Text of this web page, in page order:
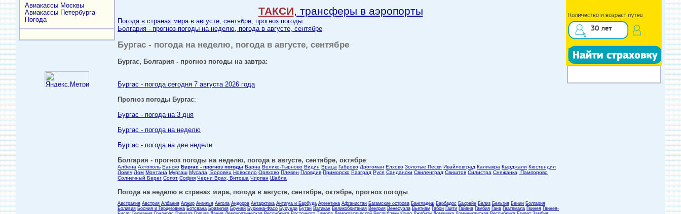
Авиакассы Москвы
Авиакассы Петербурга
Погода
ТАКСИ, трансферы в аэропорты
Погода в странах мира в августе, сентябре, прогноз погоды
Болгария - прогноз погоды на неделю, погода в августе, сентябре
Бургас - погода на неделю, погода в августе, сентябре
Бургас, Болгария - прогноз погоды на завтра:
Бургас - погода сегодня 7 августа 2026 года
Прогноз погоды Бургас:
Бургас - погода на 3 дня
Бургас - погода на неделю
Бургас - погода на две недели
Болгария - прогноз погоды на неделю, погода в августе, сентябре, октябре:
Албена Ахтополь Банско Бургас - прогноз погоды Варна Велико-Тырново Видин Враца Габрово Дрогоман Елхово Золотые Пески Ивайловград Калиакра Кырджали Кюстендил
Ловеч Лом Монтана Мургаш Мусала, Боровец Новосело Оряхово Плевен Пловдив Приморско Разград Русе Сандански Свиленград Свиштов Силистра Снежанка, Пампорово
Солнечный Берег Сопот София Черни Врах, Витоша Чирпан Шабла
Погода на неделю в странах мира, погода в августе, сентябре, октябре, прогноз погоды:
Австралия Австрия Албания Алжир Ангилья Ангола Андорра Антарктика Антигуа и Барбуда Аргентина Афганистан Багамские острова Бангладеш Барбадос Бахрейн Белиз Бельгия Бенин Болгария
Боливия Босния и Герцеговина Ботсвана Бразилия Бруней Буркина-Фасо Бурунди Бутан Ватикан Великобритания Венгрия Венесуэла Вьетнам Габон Гаити Гайана Гамбия Гана Гватемала Гвинея Гвинея-